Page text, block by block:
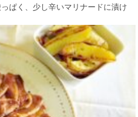
ぱく、少し辛いマリナードに漬け